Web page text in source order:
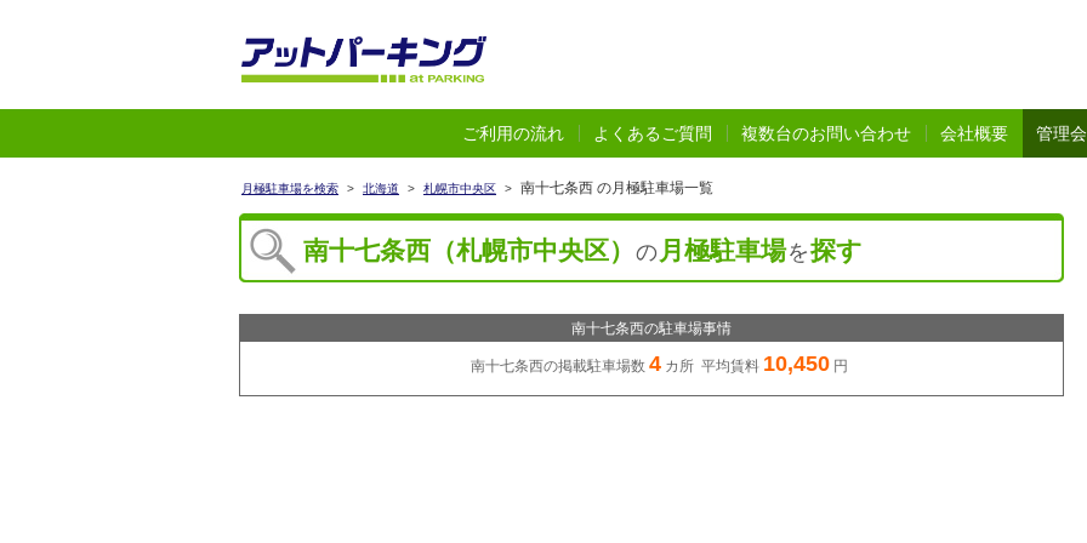
ご利用の流れ よくあるご質問 複数台のお問い合わせ 会社概要 管理
月極駐車場を検索 > 北海道 > 札幌市中央区 > 南十七条西 の月極駐車場一覧
南十七条西（札幌市中央区） の 月極駐車場を探す
南十七条西の駐車場事情
南十七条西の掲載駐車場数 4カ所 平均賃料 10,450円